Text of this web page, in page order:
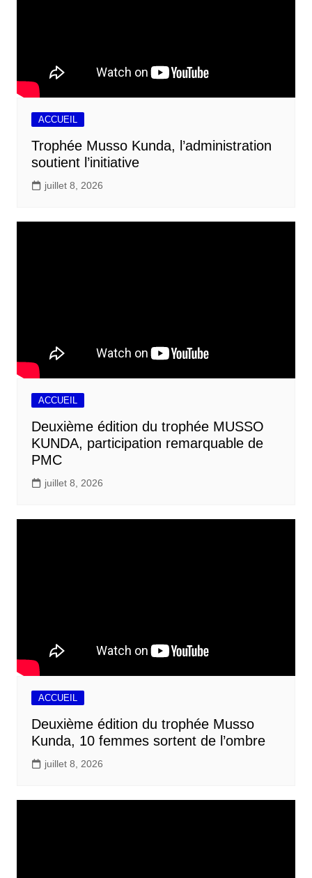
ACCUEIL
Trophée Musso Kunda, l’administration
soutient l’initiative
juillet 8, 2026
ACCUEIL
Deuxième édition du trophée MUSSO
KUNDA, participation remarquable de
PMC
juillet 8, 2026
ACCUEIL
Deuxième édition du trophée Musso
Kunda, 10 femmes sortent de l’ombre
juillet 8, 2026